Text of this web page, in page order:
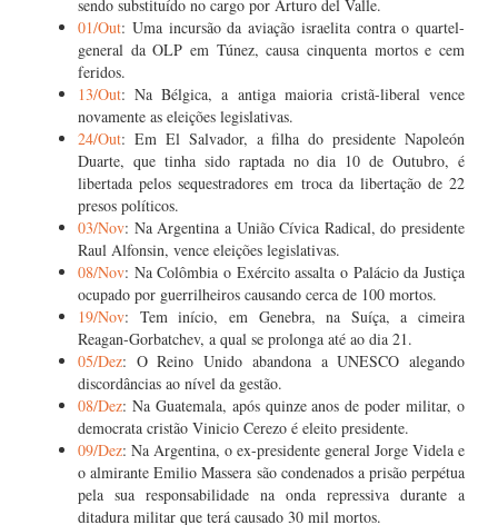
sendo substituído no cargo por Arturo del Valle.
01/Out: Uma incursão da aviação israelita contra o quartel-
general da OLP em Túnez, causa cinquenta mortos e cem
feridos.
13/Out: Na Bélgica, a antiga maioria cristã-liberal vence
novamente as eleições legislativas.
24/Out: Em El Salvador, a filha do presidente Napoleón
Duarte, que tinha sido raptada no dia 10 de Outubro, é
libertada pelos sequestradores em troca da libertação de 22
presos políticos.
03/Nov: Na Argentina a União Cívica Radical, do presidente
Raul Alfonsin, vence eleições legislativas.
08/Nov: Na Colômbia o Exército assalta o Palácio da Justiça
ocupado por guerrilheiros causando cerca de 100 mortos.
19/Nov: Tem início, em Genebra, na Suíça, a cimeira
Reagan-Gorbatchev, a qual se prolonga até ao dia 21.
05/Dez: O Reino Unido abandona a UNESCO alegando
discordâncias ao nível da gestão.
08/Dez: Na Guatemala, após quinze anos de poder militar, o
democrata cristão Vinicio Cerezo é eleito presidente.
09/Dez: Na Argentina, o ex-presidente general Jorge Videla e
o almirante Emilio Massera são condenados a prisão perpétua
pela sua responsabilidade na onda repressiva durante a
ditadura militar que terá causado 30 mil mortos.